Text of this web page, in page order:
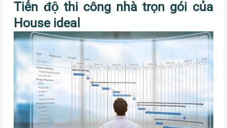
Tiến độ thi công nhà trọn gói của
House ideal